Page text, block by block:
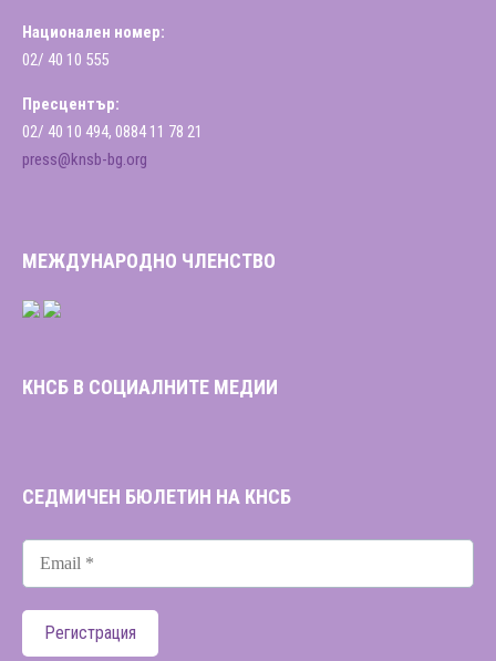
Национален номер:
02/ 40 10 555
Пресцентър:
02/ 40 10 494, 0884 11 78 21
press@knsb-bg.org
МЕЖДУНАРОДНО ЧЛЕНСТВО
КНСБ В СОЦИАЛНИТЕ МЕДИИ
СЕДМИЧЕН БЮЛЕТИН НА КНСБ